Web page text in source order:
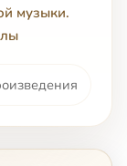
музыки.